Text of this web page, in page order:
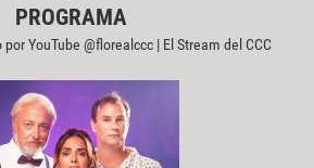
PROGRAMA
YouTube @florealccc | El Stream del CCC